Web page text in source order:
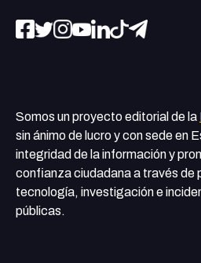
Somos un proyecto editorial de la
sin ánimo de lucro y con sede en
integridad de la información y
confianza ciudadana a través de
tecnología, investigación e
públicas.